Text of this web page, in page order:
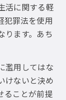
活に関する軽
犯罪法を使用
ります。あち
濫用してはな
けないと決め
ることが前提